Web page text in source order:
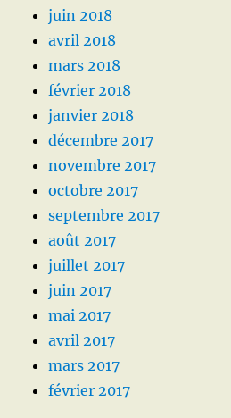
juin 2018
avril 2018
mars 2018
février 2018
janvier 2018
décembre 2017
novembre 2017
octobre 2017
septembre 2017
août 2017
juillet 2017
juin 2017
mai 2017
avril 2017
mars 2017
février 2017